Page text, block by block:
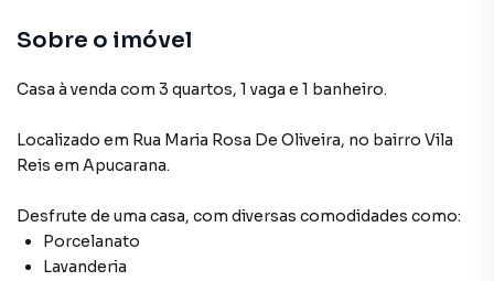
Sobre o imóvel
Casa à venda com 3 quartos, 1 vaga e 1 banheiro.
Localizado em Rua Maria Rosa De Oliveira, no bairro Vila
Reis em Apucarana.
Desfrute de uma casa, com diversas comodidades como:
Porcelanato
Lavanderia